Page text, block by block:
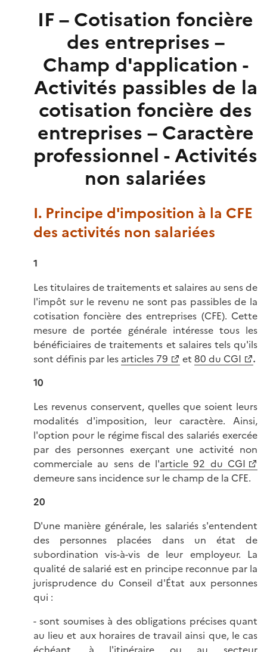
IF – Cotisation foncière
des entreprises –
Champ d'application -
Activités passibles de la
cotisation foncière des
entreprises – Caractère
professionnel - Activités
non salariées
I. Principe d'imposition à la CFE
des activités non salariées
1
Les titulaires de traitements et salaires au sens de
l'impôt sur le revenu ne sont pas passibles de la
cotisation foncière des entreprises (CFE). Cette
mesure de portée générale intéresse tous les
bénéficiaires de traitements et salaires tels qu'ils
sont définis par les articles 79 et 80 du CGI
.
10
Les revenus conservent, quelles que soient leurs
modalités d'imposition, leur caractère. Ainsi,
l'option pour le régime fiscal des salariés exercée
par des personnes exerçant une activité non
commerciale au sens de l'article 92 du CGI
demeure sans incidence sur le champ de la CFE.
20
D'une manière générale, les salariés s'entendent
des personnes placées dans un état de
subordination vis-à-vis de leur employeur. La
qualité de salarié est en principe reconnue par la
jurisprudence du Conseil d'État aux personnes
qui :
- sont soumises à des obligations précises quant
au lieu et aux horaires de travail ainsi que, le cas